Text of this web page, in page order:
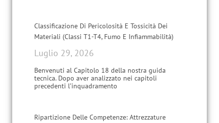
Classificazione Di Pericolosità E Tossicità Dei
Materiali (Classi T1-T4, Fumo E Infiammabilità)
Luglio 29, 2026
Benvenuti al Capitolo 18 della nostra guida
tecnica. Dopo aver analizzato nei capitoli
precedenti l’inquadramento
Ripartizione Delle Competenze: Attrezzature